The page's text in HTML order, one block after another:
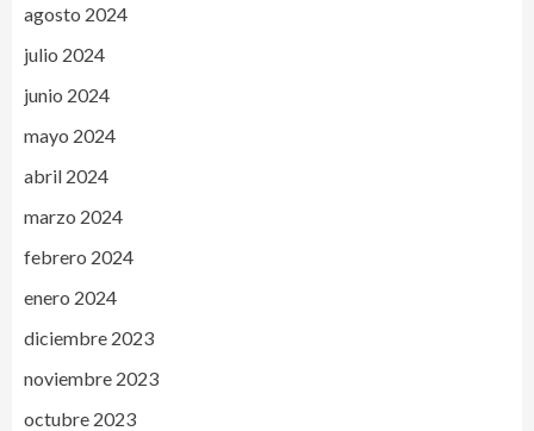
agosto 2024
julio 2024
junio 2024
mayo 2024
abril 2024
marzo 2024
febrero 2024
enero 2024
diciembre 2023
noviembre 2023
octubre 2023